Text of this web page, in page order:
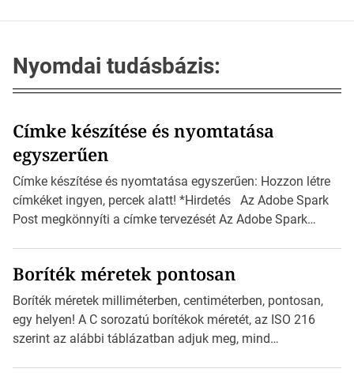
Nyomdai tudásbázis:
Címke készítése és nyomtatása
egyszerűen
Címke készítése és nyomtatása egyszerűen: Hozzon létre
címkéket ingyen, percek alatt! *Hirdetés Az Adobe Spark
Post megkönnyíti a címke tervezését Az Adobe Spark
igazán foroghatnak a kreatív fogaskerekek, miközben
zajlik a saját címke készítése. Hogyan készítsünk címkét?
Válasszon méretet és alakot: Válassza ki a kívánt címke
méretét. Akár néhány […]
Boríték méretek pontosan
Boríték méretek milliméterben, centiméterben, pontosan,
egy helyen! A C sorozatú borítékok méretét, az ISO 216
szerint az alábbi táblázatban adjuk meg, mind